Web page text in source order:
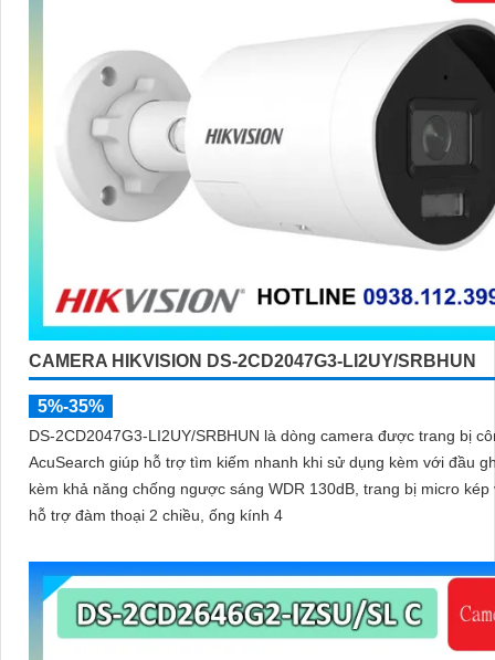
CAMERA HIKVISION DS-2CD2047G3-LI2UY/SRBHUN
5%-35%
DS-2CD2047G3-LI2UY/SRBHUN là dòng camera được trang bị
AcuSearch giúp hỗ trợ tìm kiếm nhanh khi sử dụng kèm với đầu
kèm khả năng chống ngược sáng WDR 130dB, trang bị micro kép
hỗ trợ đàm thoại 2 chiều, ống kính 4